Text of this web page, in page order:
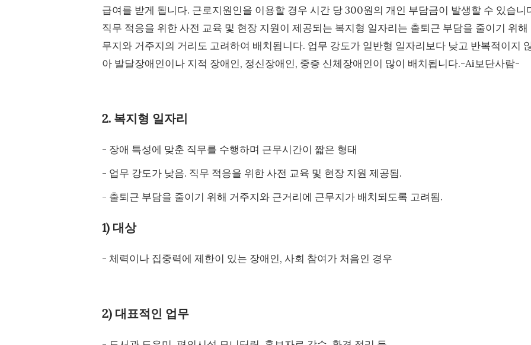
급여를 받게 됩니다. 근로지원인을 이용할 경우 시간 당 300원의 개인 부담금이 발생할 수 있습니
직무 적응을 위한 사전 교육 및 현장 지원이 제공되는 복지형 일자리는 출퇴근 부담을 줄이기 위해
무지와 거주지의 거리도 고려하여 배치됩니다. 업무 강도가 일반형 일자리보다 낮고 반복적이지
아 발달장애인이나 지적 장애인, 정신장애인, 중증 신체장애인이 많이 배치됩니다.-Ai보단사람-
2. 복지형 일자리
- 장애 특성에 맞춘 직무를 수행하며 근무시간이 짧은 형태
- 업무 강도가 낮음. 직무 적응을 위한 사전 교육 및 현장 지원 제공됨.
- 출퇴근 부담을 줄이기 위해 거주지와 근거리에 근무지가 배치되도록 고려됨.
1) 대상
- 체력이나 집중력에 제한이 있는 장애인, 사회 참여가 처음인 경우
2) 대표적인 업무